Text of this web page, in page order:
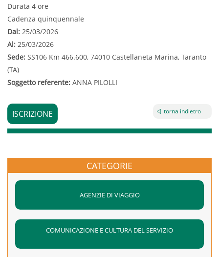
Durata 4 ore
Cadenza quinquennale
Dal: 25/03/2026
Al: 25/03/2026
Sede: SS106 Km 466.600, 74010 Castellaneta Marina, Taranto
(TA)
Soggetto referente: ANNA PILOLLI
ISCRIZIONE torna indietro
CATEGORIE
AGENZIE DI VIAGGIO
COMUNICAZIONE E CULTURA DEL SERVIZIO